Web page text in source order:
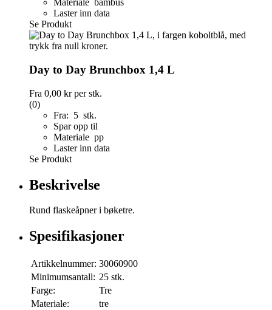
Materiale bambus
Laster inn data
Se Produkt
Day to Day Brunchbox 1,4 L
Fra 0,00 krper stk.
(0)
Fra: 5 stk.
Spar opp til
Materiale pp
Laster inn data
Se Produkt
Beskrivelse
Rund flaskeåpner i bøketre.
Spesifikasjoner
Artikkelnummer: 30060900
Minimumsantall: 25 stk.
Farge:
Tre
Materiale:
tre